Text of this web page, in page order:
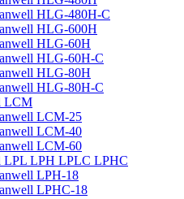
HLG-480H-C
HLG-600H
HLG-60H
HLG-60H-C
HLG-80H
HLG-80H-C
LCM
LCM-25
LCM-40
LCM-60
LPL LPH LPLC LPHC
LPH-18
LPHC-18